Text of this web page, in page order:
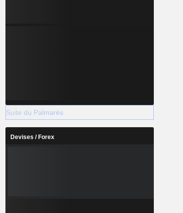
Suite du Palmarès
Devises / Forex